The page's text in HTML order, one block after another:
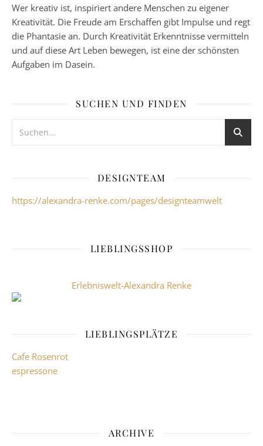
Wer kreativ ist, inspiriert andere Menschen zu eigener
Kreativität. Die Freude am Erschaffen gibt Impulse und regt
die Phantasie an. Durch Kreativität Erkenntnisse vermitteln
und auf diese Art Leben bewegen, ist eine der schönsten
Aufgaben im Dasein.
SUCHEN UND FINDEN
DESIGNTEAM
https://alexandra-renke.com/pages/designteamwelt
LIEBLINGSSHOP
Erlebniswelt-Alexandra Renke
LIEBLINGSPLÄTZE
Cafe Rosenrot
espressone
ARCHIVE